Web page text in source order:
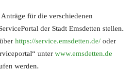
für die verschiedenen
der Stadt Emsdetten stellen.
https://service.emsdetten.de/ oder
unter www.emsdetten.de
werden.